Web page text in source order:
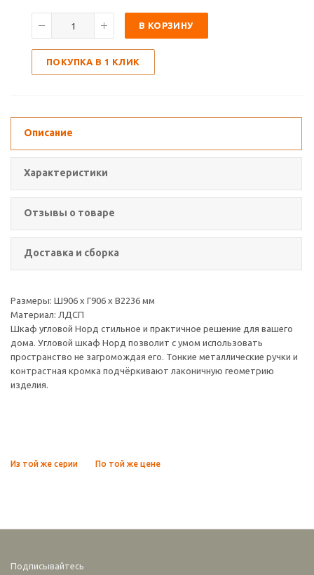
В КОРЗИНУ
ПОКУПКА В 1 КЛИК
Описание
Характеристики
Отзывы о товаре
Доставка и сборка
Размеры: Ш906 х Г906 х В2236 мм
Материал: ЛДСП
Шкаф угловой Норд стильное и практичное решение для вашего
дома. Угловой шкаф Норд позволит с умом использовать
пространство не загромождая его. Тонкие металлические ручки и
контрастная кромка подчёркивают лаконичную геометрию
изделия.
Из той же серии По той же цене
Подписывайтесь